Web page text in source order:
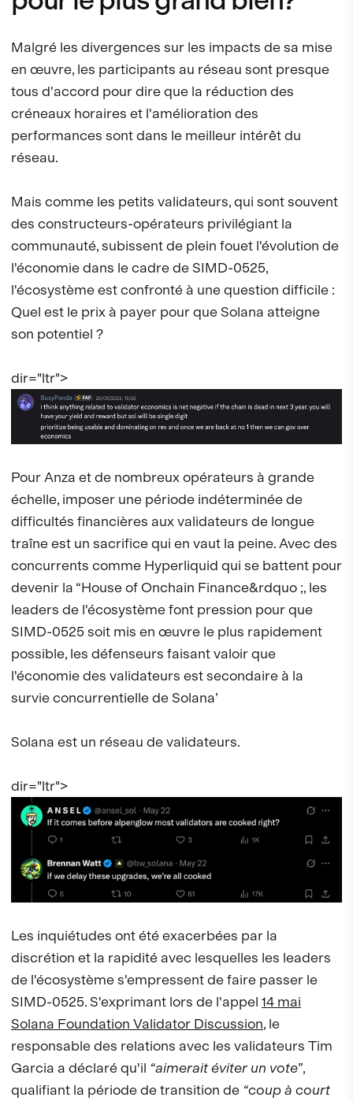
Malgré les divergences sur les impacts de sa mise
en œuvre, les participants au réseau sont presque
tous d'accord pour dire que la réduction des
créneaux horaires et l'amélioration des
performances sont dans le meilleur intérêt du
réseau.
Mais comme les petits validateurs, qui sont souvent
des constructeurs-opérateurs privilégiant la
communauté, subissent de plein fouet l'évolution de
l'économie dans le cadre de SIMD-0525,
l'écosystème est confronté à une question difficile :
Quel est le prix à payer pour que Solana atteigne
son potentiel ?
dir="ltr">
Pour Anza et de nombreux opérateurs à grande
échelle, imposer une période indéterminée de
difficultés financières aux validateurs de longue
traîne est un sacrifice qui en vaut la peine. Avec des
concurrents comme Hyperliquid qui se battent pour
devenir la “House of Onchain Finance&rdquo ;, les
leaders de l'écosystème font pression pour que
SIMD-0525 soit mis en œuvre le plus rapidement
possible, les défenseurs faisant valoir que
l'économie des validateurs est secondaire à la
survie concurrentielle de Solana’
Solana est un réseau de validateurs.
dir="ltr">
Les inquiétudes ont été exacerbées par la
discrétion et la rapidité avec lesquelles les leaders
de l'écosystème s'empressent de faire passer le
SIMD-0525. S'exprimant lors de l'appel 14 mai
Solana Foundation Validator Discussion, le
responsable des relations avec les validateurs Tim
Garcia a déclaré qu'il “aimerait éviter un vote”,
qualifiant la période de transition de “coup à court